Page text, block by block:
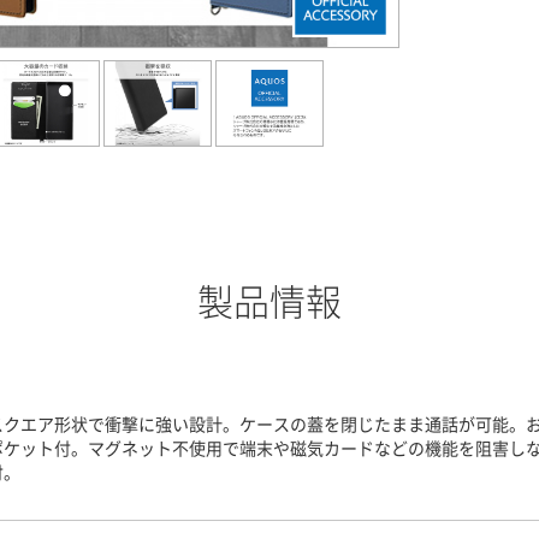
製品情報
クエア形状で衝撃に強い設計。ケースの蓋を閉じたまま通話が可能。
ケット付。マグネット不使用で端末や磁気カードなどの機能を阻害し